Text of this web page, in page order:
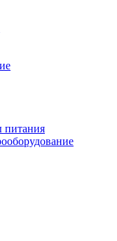
питания